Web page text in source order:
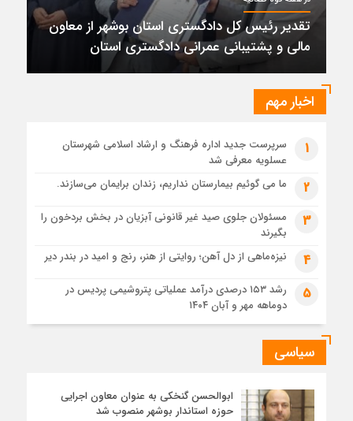
پتروشیمی نوری بر سکوی طلای BRICS 2026 ایستاد
1 ماه قبل
تقدیر رئیس کل دادگستری استان بوشهر از معاون مالی و
پشتیبانی عمرانی دادگستری استان
1 ماه قبل
دادستان بوشهر: تسری منطقه آزاد به بافت شهری مرکز استان
1 ماه قبل
زابل و بندر دیر در فهرست داغ‌ترین نقاط جهان؛ جنوب و شرق ایران
زیر آتش تابستان
تقدیر رئیس کل دادگستری استان بوشهر از معاون
مالی و پشتیبانی عمرانی دادگستری استان
اخبار مهم
1
سرپرست جدید اداره فرهنگ و ارشاد اسلامی شهرستان
عسلویه معرفی شد
2 ما می گوئیم بیمارستان نداریم، زندان برایمان می‌سازند.
3
مسئولان جلوی صید غیر قانونی آبزیان در بخش بردخون را
بگیرند
4 نیزه‌ماهی از دل آهن؛ روایتی از هنر، رنج و امید در بندر دیر
5
رشد ۱۵۳ درصدی درآمد عملیاتی پتروشیمی پردیس در
دوماهه مهر و آبان ۱۴۰۴
سیاسی
ابوالحسن گنخکی به عنوان معاون اجرایی
حوزه استاندار بوشهر منصوب شد